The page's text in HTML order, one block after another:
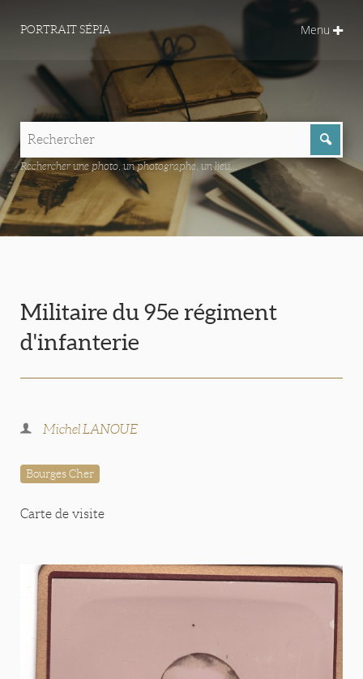
PORTRAIT SÉPIA Menu
Rechercher une photo, un photographe, un lieu...
Militaire du 95e régiment
d'infanterie
Michel LANOUE
Bourges Cher
Carte de visite